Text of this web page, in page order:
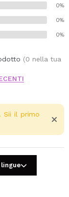
0%
0%
0%
(0 nella tua
Sii il primo